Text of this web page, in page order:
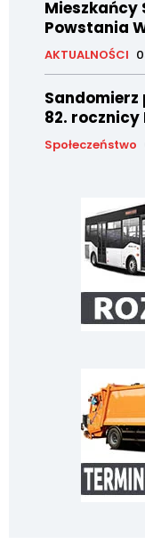
Mieszkańcy
Powstania
AKTUALNOŚCI
82.
Społeczeństwo